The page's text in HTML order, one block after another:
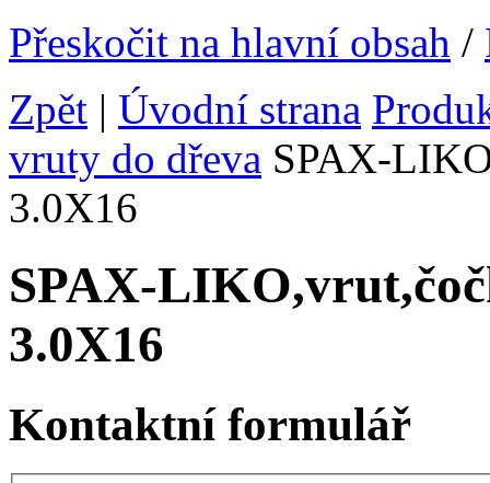
Přeskočit na hlavní obsah /
Zpět | Úvodní strana
vruty do dřeva SPAX-
3.0X16
SPAX-
3.0X16
Kontaktní formulář